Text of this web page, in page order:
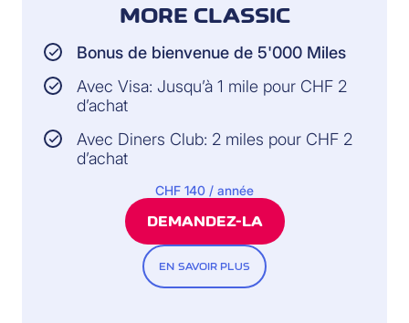
MORE CLASSIC
Bonus de bienvenue de 5'000 Miles
Avec Visa: Jusqu’à 1 mile pour CHF 2
d’achat
Avec Diners Club: 2 miles pour CHF 2
d’achat
CHF 140 / année
DEMANDEZ-LA
EN SAVOIR PLUS